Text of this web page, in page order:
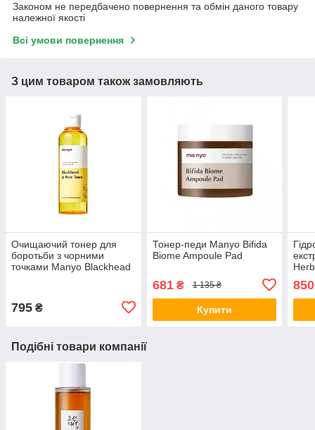
Законом не передбачено повернення та обмін даного товару
належної якості
Всі умови повернення
З цим товаром також замовляють
Очищаючий тонер для
боротьби з чорними
точками Manyo Blackhead
795 ₴
Тонер-педи Manyo Bifida
Biome Ampoule Pad
681₴ 1 135 ₴
Купити
850
Подібні товари компанії